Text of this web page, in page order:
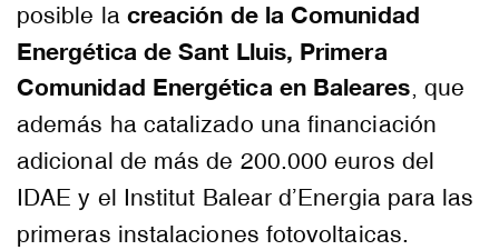
posible la creación de la Comunidad
Energética de Sant Lluis, Primera
Comunidad Energética en Baleares, que
además ha catalizado una financiación
adicional de más de 200.000 euros del
IDAE y el Institut Balear d’Energia para las
primeras instalaciones fotovoltaicas.